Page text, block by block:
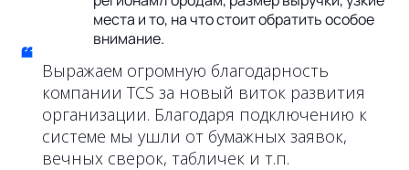
места и то, на что стоит обратить особое
внимание.
“ Выражаем огромную благодарность
компании TCS за новый виток развития
организации. Благодаря подключению к
системе мы ушли от бумажных заявок,
вечных сверок, табличек и т.п.